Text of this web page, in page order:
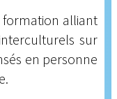
alliant
sur
en personne